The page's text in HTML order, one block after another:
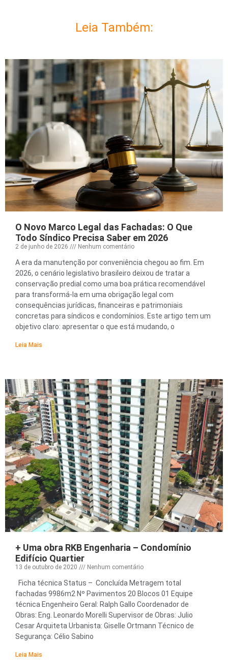
Leia Também:
O Novo Marco Legal das Fachadas: O Que
Todo Síndico Precisa Saber em 2026
2 de junho de 2026 Nenhum comentário
A era da manutenção por conveniência chegou ao fim. Em
2026, o cenário legislativo brasileiro deixou de tratar a
conservação predial como uma boa prática recomendável
para transformá-la em uma obrigação legal com
consequências jurídicas, financeiras e patrimoniais
concretas para síndicos e condomínios. Este artigo tem um
objetivo claro: apresentar o que está mudando, o
Leia Mais
+ Uma obra RKB Engenharia – Condomínio
Edifício Quartier
13 de outubro de 2020 Nenhum comentário
Ficha técnica Status – Concluída Metragem total
fachadas 9986m2 Nº Pavimentos 20 Blocos 01 Equipe
técnica Engenheiro Geral: Ralph Gallo Coordenador de
Obras: Eng. Leonardo Morelli Supervisor de Obras: Julio
Cesar Arquiteta Urbanista: Giselle Ortmann Técnico de
Segurança: Célio Sabino
Leia Mais